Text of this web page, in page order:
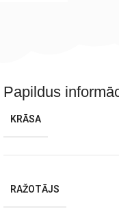
Papildus
KRĀSA
RAŽOTĀJS